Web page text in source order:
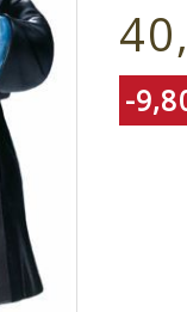
-